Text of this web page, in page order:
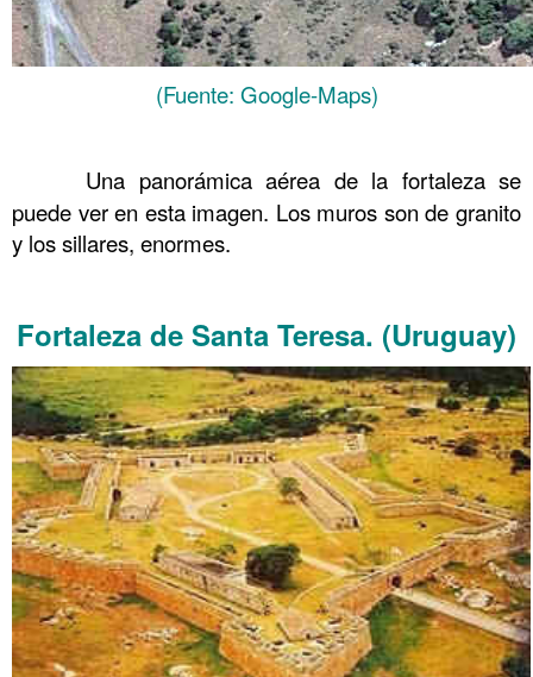
(Fuente: Google-Maps)
Una panorámica aérea de la fortaleza se
puede ver en esta imagen. Los muros son de granito
y los sillares, enormes.
Fortaleza de Santa Teresa. (Uruguay)